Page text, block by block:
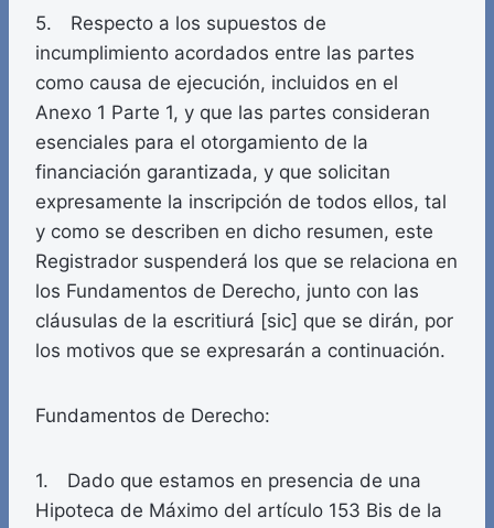
5. Respecto a los supuestos de
incumplimiento acordados entre las partes
como causa de ejecución, incluidos en el
Anexo 1 Parte 1, y que las partes consideran
esenciales para el otorgamiento de la
financiación garantizada, y que solicitan
expresamente la inscripción de todos ellos, tal
y como se describen en dicho resumen, este
Registrador suspenderá los que se relaciona en
los Fundamentos de Derecho, junto con las
cláusulas de la escritiurá [sic] que se dirán, por
los motivos que se expresarán a continuación.
Fundamentos de Derecho:
1. Dado que estamos en presencia de una
Hipoteca de Máximo del artículo 153 Bis de la